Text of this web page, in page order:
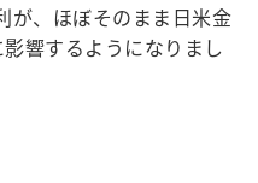
が、ほぼそのまま日米金
響するようになりまし